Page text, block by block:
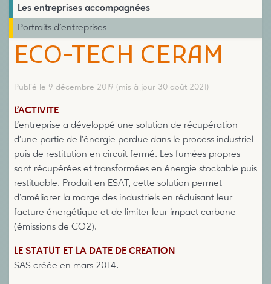
ECO-TECH CERAM
Publié le 9 décembre 2019 (mis à jour 30 août 2021)
L’ACTIVITE
L’entreprise a développé une solution de récupération
d’une partie de l’énergie perdue dans le process industriel
puis de restitution en circuit fermé. Les fumées propres
sont récupérées et transformées en énergie stockable puis
restituable. Produit en ESAT, cette solution permet
d’améliorer la marge des industriels en réduisant leur
facture énergétique et de limiter leur impact carbone
(émissions de CO2).
LE STATUT ET LA DATE DE CREATION
SAS créée en mars 2014.
Les entreprises accompagnées
Portraits d’entreprises